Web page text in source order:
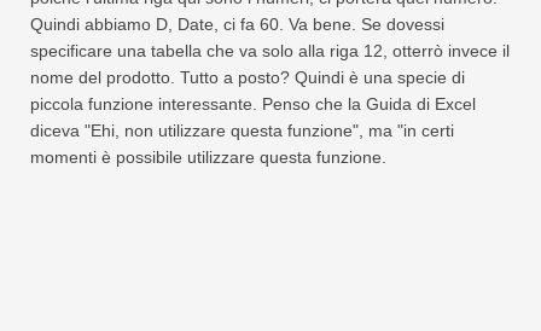
Quindi abbiamo D, Date, ci fa 60. Va bene. Se dovessi
specificare una tabella che va solo alla riga 12, otterrò invece il
nome del prodotto. Tutto a posto? Quindi è una specie di
piccola funzione interessante. Penso che la Guida di Excel
diceva "Ehi, non utilizzare questa funzione", ma "in certi
momenti è possibile utilizzare questa funzione.